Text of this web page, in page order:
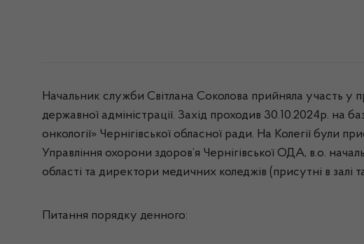
Начальник служби Світлана Соколова прийняла участь у
державної адміністрації. Захід проходив 30.10.2024р. на
онкології» Чернігівської обласної ради. На Колегії були
Управління охорони здоров’я Чернігівської ОДА, в.о.
області та директори медичних коледжів (присутні в залі
Питання порядку денного: